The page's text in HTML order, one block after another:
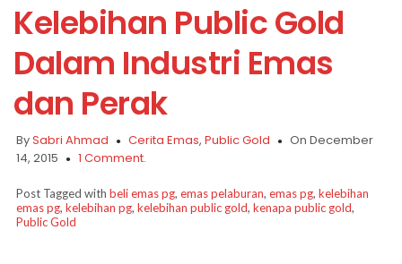
Kelebihan Public Gold
Dalam Industri Emas
dan Perak
BySabri Ahmad Cerita Emas, Public Gold
On December
14, 2015
1 Comment.
Post Tagged with beli emas pg, emas pelaburan, emas pg, kelebihan
emas pg, kelebihan pg, kelebihan public gold, kenapa public gold,
Public Gold